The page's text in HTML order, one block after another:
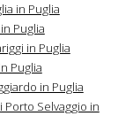
in Puglia
Puglia
in Puglia
Puglia
in Puglia
Selvaggio in